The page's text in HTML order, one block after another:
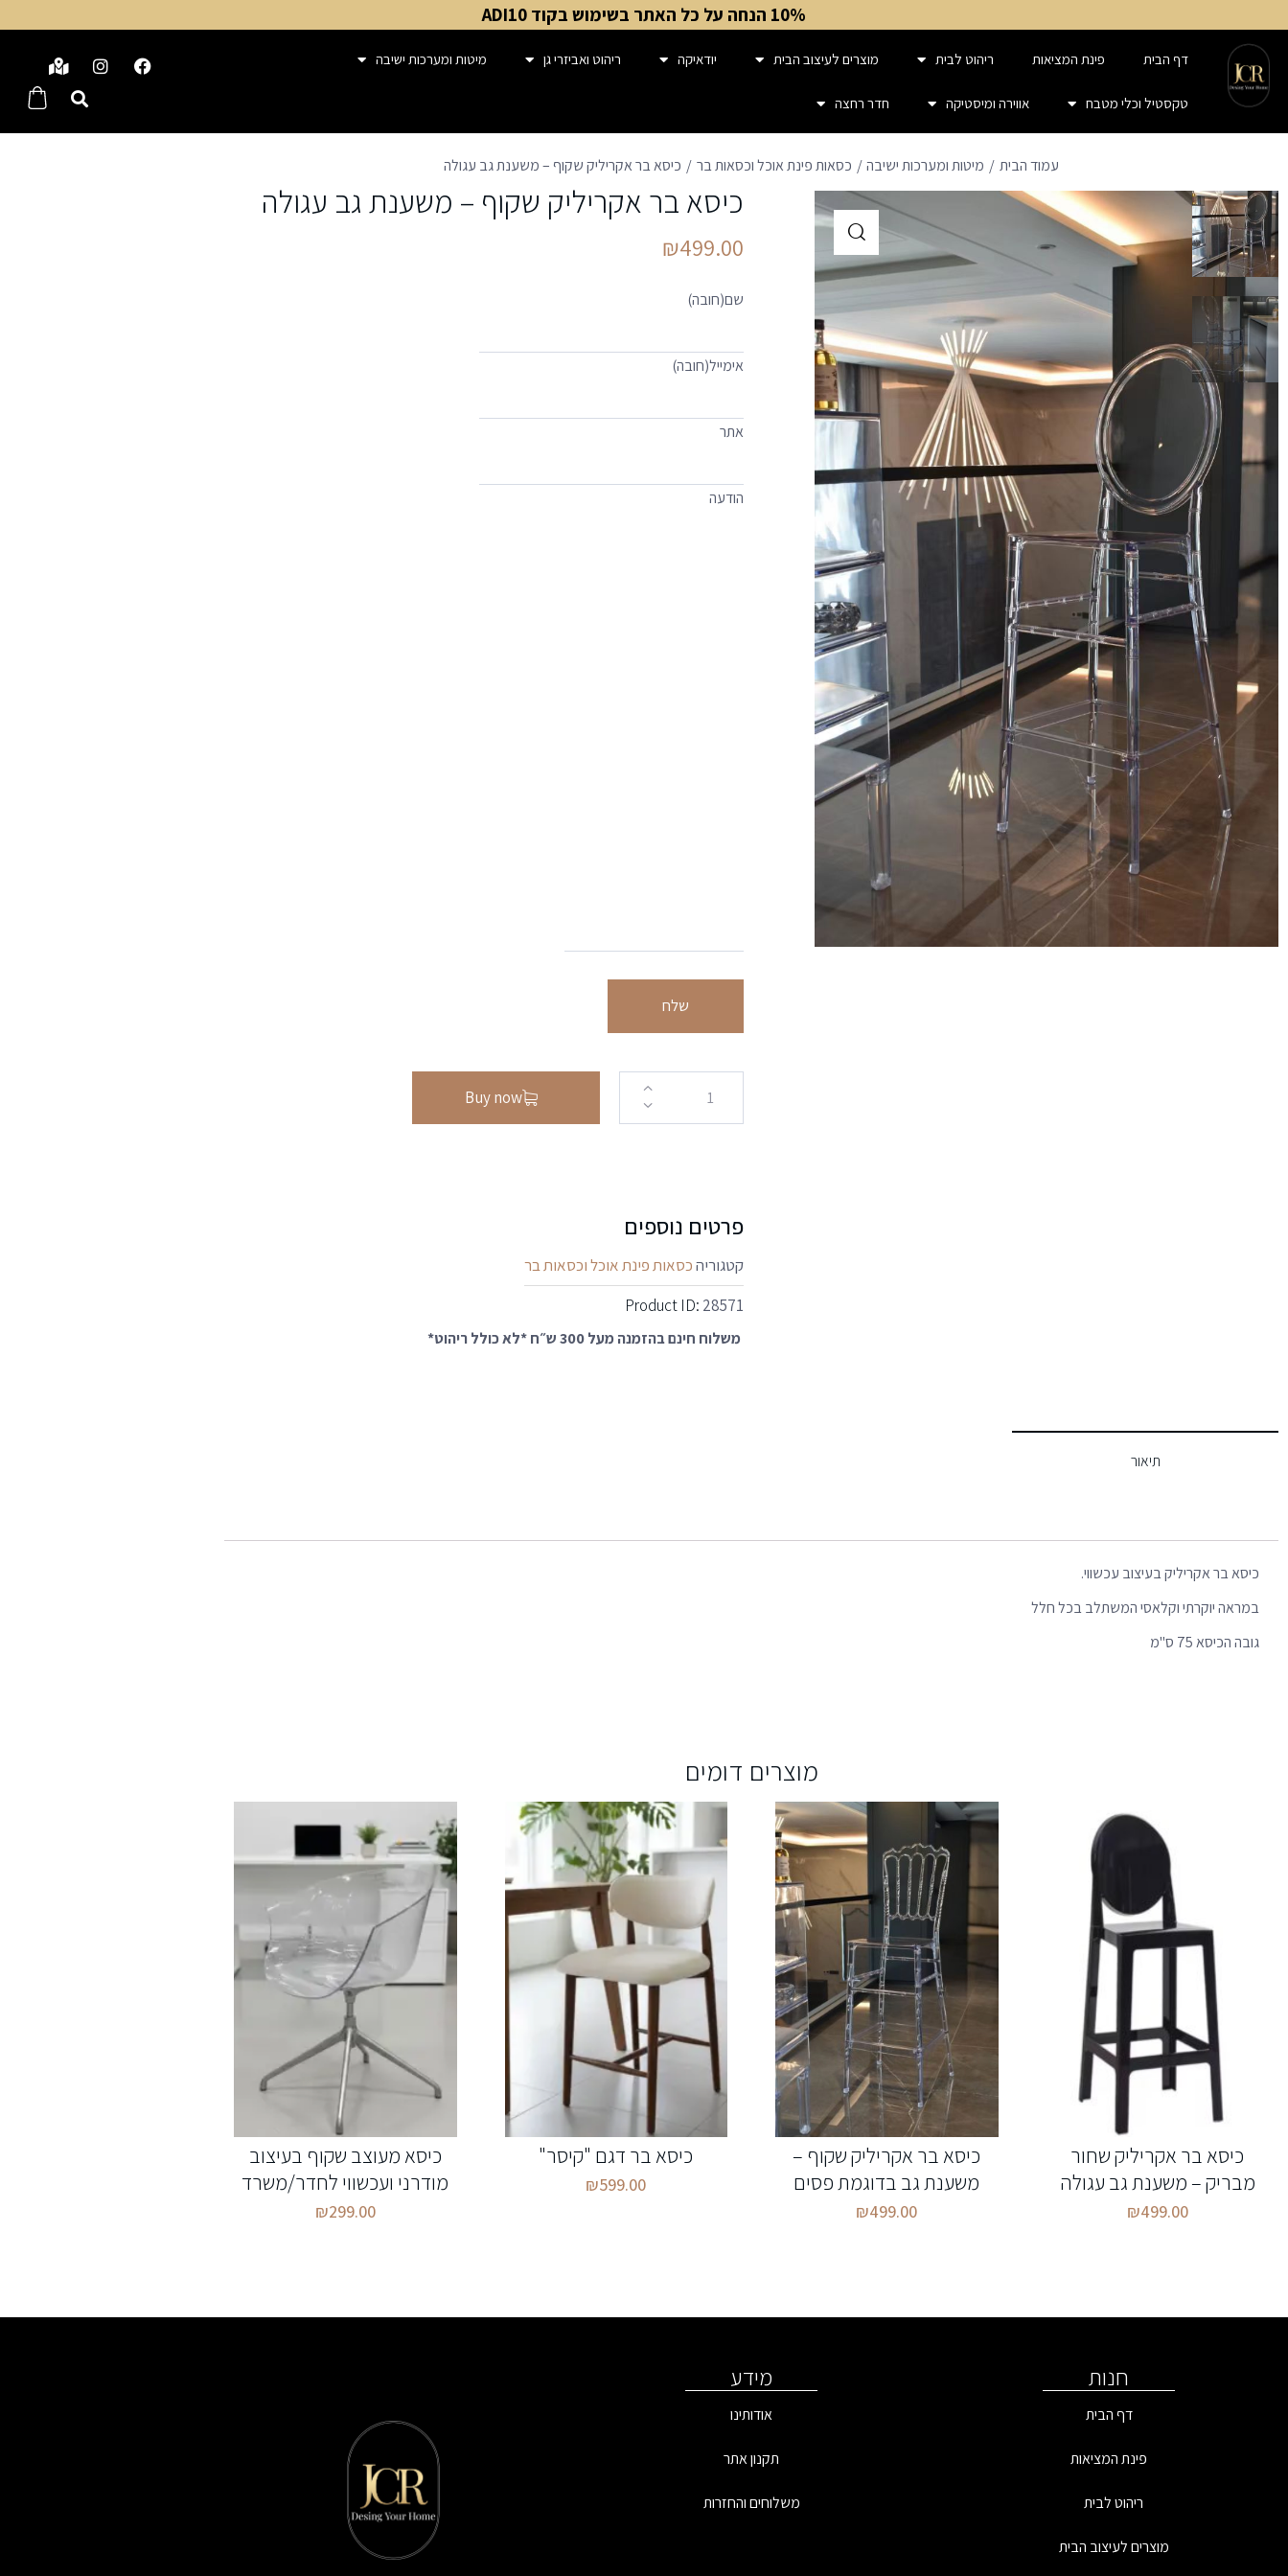
10% הנחה על כל האתר בשימוש בקוד ADI10
דף הבית פינת המציאות ריהוט לבית מוצרים לעיצוב הבית יודאיקה ריהוט ואביזרי גן מיטות ומערכות ישיבה
טקסטיל וכלי מטבח אווירה ומיסטיקה חדר רחצה
עמוד הבית מיטות ומערכות ישיבה כסאות פינת אוכל וכסאות בר כיסא בר אקריליק שקוף – משענת גב עגולה
כיסא בר אקריליק שקוף – משענת גב עגולה
₪499.00
שם(חובה)
אימייל(חובה)
אתר
הודעה
שלח
Buy now
פרטים נוספים
קטגוריהכסאות פינת אוכל וכסאות בר
Product ID: 28571
משלוח חינם בהזמנה מעל 300 ש״ח *לא כולל ריהוט*
תיאור
כיסא בר אקריליק בעיצוב עכשווי.
במראה יוקרתי וקלאסי המשתלב בכל חלל
גובה הכיסא 75 ס"מ
מוצרים דומים
כיסא בר אקריליק שחור
מבריק – משענת גב עגולה
₪499.00
כיסא בר אקריליק שקוף –
משענת גב בדוגמת פסים
₪499.00
כיסא בר דגם "קיסר"
₪599.00
כיסא מעוצב שקוף בעיצוב
מודרני ועכשווי לחדר/משרד
₪299.00
חנות
דף הבית
פינת המציאות
ריהוט לבית
מוצרים לעיצוב הבית
מידע
אודותינו
תקנון אתר
משלוחים והחזרות